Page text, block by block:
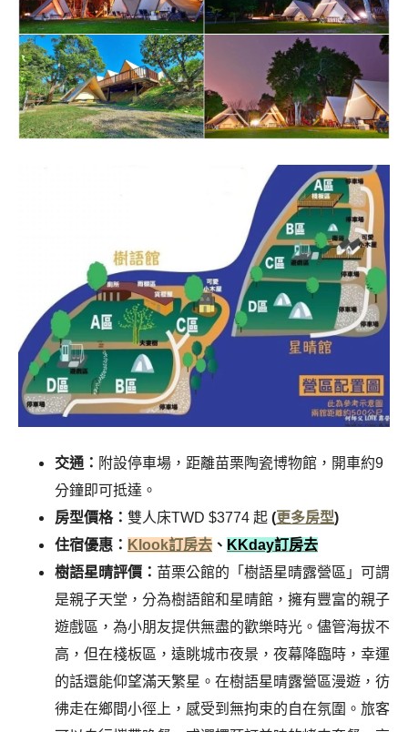
交通： 附設停車場，距離苗栗陶瓷博物館 ， 開車約9
分鐘即可抵達。
房型價格： 雙人床TWD $3774 起 (更多房型)
住宿優惠： Klook訂房去 、 KKday訂房去
樹語星晴評價： 苗栗公館的「樹語星晴露營區」可謂
是親子天堂，分為樹語館和星晴館，擁有豐富的親子
遊戲區，為小朋友提供無盡的歡樂時光。儘管海拔不
高，但在棧板區，遠眺城市夜景，夜幕降臨時，幸運
的話還能仰望滿天繁星。在樹語星晴露營區漫遊，彷
彿走在鄉間小徑上，感受到無拘束的自在氛圍。旅客